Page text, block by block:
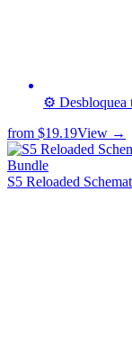
⚙️ Desbloquea
from $19.19View →
Bundle
S5 Reloaded